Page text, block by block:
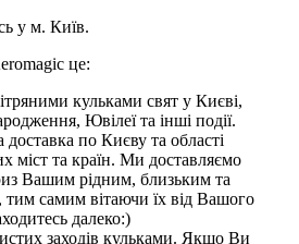
у м. Київ.
це:
кульками свят у Києві,
Ювілеї та інші події.
по Києву та області
міст та країн. Ми доставляємо
Вашим рідним, близьким та
самим вітаючи їх від Вашого
далеко:)
заходів кульками. Якщо Ви